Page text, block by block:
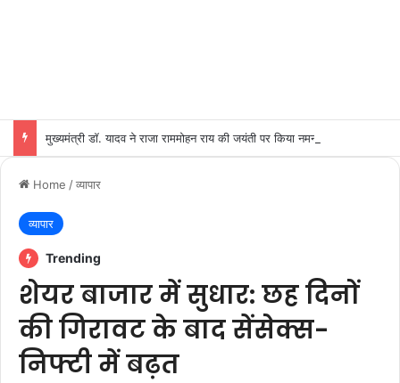
मुख्यमंत्री डॉ. यादव ने राजा राममोहन राय की जयंती पर किया नमन
Home /व्यापार
व्यापार
Trending
शेयर बाजार में सुधार: छह दिनों
की गिरावट के बाद सेंसेक्स-
निफ्टी में बढ़त